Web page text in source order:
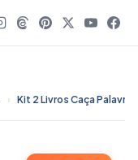
›